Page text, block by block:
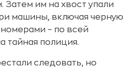
Затем им на хвост упали
машины, включая черную
– по всей
тайная полиция.
следовать, но